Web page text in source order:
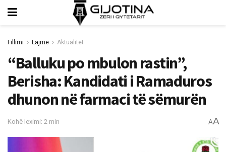
Fillimi Lajme Aktualitet
“Balluku po mbulon rastin”,
Berisha: Kandidati i Ramaduros
dhunon në farmaci të sëmurën
Kohë leximi: 2 min AA